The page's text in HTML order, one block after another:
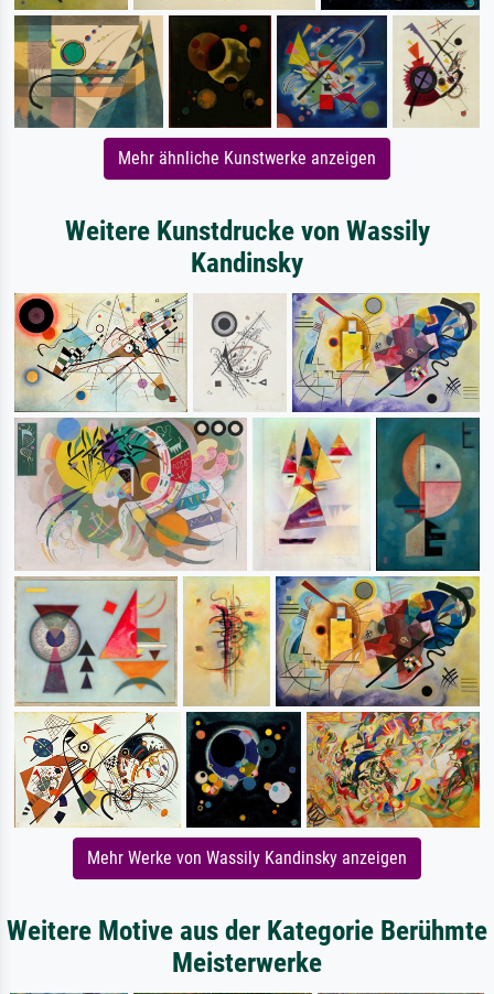
Mehr ähnliche Kunstwerke anzeigen
Weitere Kunstdrucke von Wassily
Kandinsky
Mehr Werke von Wassily Kandinsky anzeigen
Weitere Motive aus der Kategorie Berühmte
Meisterwerke